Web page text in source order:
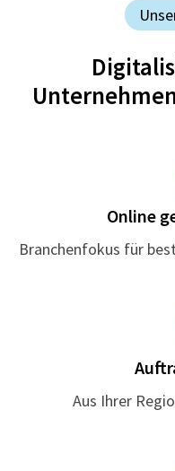
Online
Branchenfokus für
Aus Ihrer